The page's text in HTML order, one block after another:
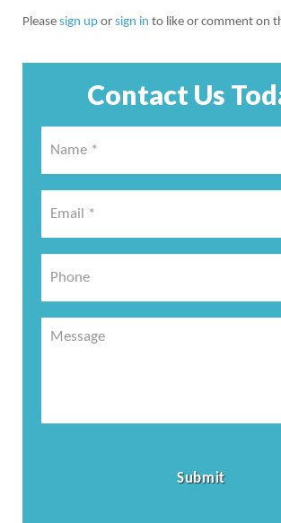
Please sign up or sign in to like or comment on
Contact Us
*
*